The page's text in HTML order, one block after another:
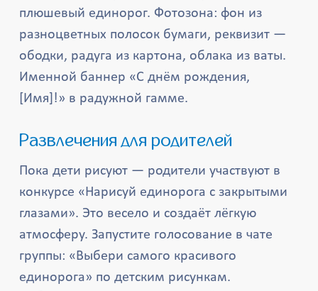
плюшевый единорог. Фотозона: фон из
разноцветных полосок бумаги, реквизит —
ободки, радуга из картона, облака из ваты.
Именной баннер «С днём рождения,
[Имя]!» в радужной гамме.
Развлечения для родителей
Пока дети рисуют — родители участвуют в
конкурсе «Нарисуй единорога с закрытыми
глазами». Это весело и создаёт лёгкую
атмосферу. Запустите голосование в чате
группы: «Выбери самого красивого
единорога» по детским рисункам.